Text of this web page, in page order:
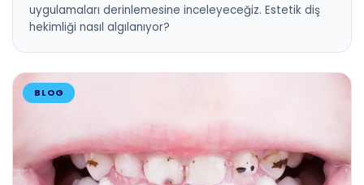
uygulamaları derinlemesine inceleyeceğiz. Estetik diş
hekimliği nasıl algılanıyor?
BLOG